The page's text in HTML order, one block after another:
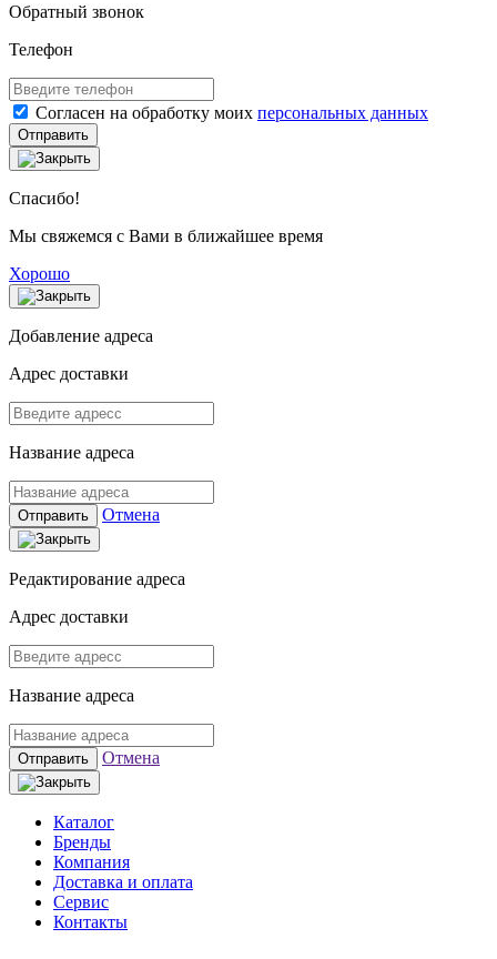
Обратный звонок
Телефон
Согласен на обработку моих персональных данных
Отправить
Спасибо!
Мы свяжемся с Вами в ближайшее время
Хорошо
Добавление адреса
Адрес доставки
Название адреса
Отправить Отмена
Редактирование адреса
Адрес доставки
Название адреса
Отправить Отмена
Каталог
Бренды
Компания
Доставка и оплата
Сервис
Контакты